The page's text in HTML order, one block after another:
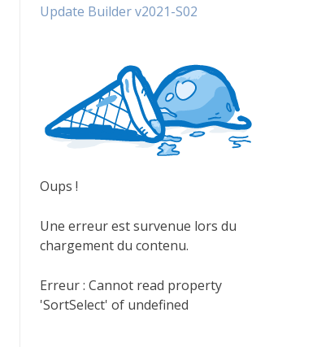
Update Builder v2021-S02
Oups !
Une erreur est survenue lors du
chargement du contenu.
Erreur : Cannot read property
'SortSelect' of undefined